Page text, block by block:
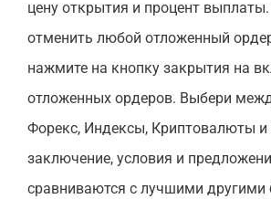
цену открытия и процент
отменить любой отложенный
нажмите на кнопку закрытия на
отложенных ордеров. Выбери
Форекс, Индексы, Криптовалюты
заключение, условия и
сравниваются с лучшими другими